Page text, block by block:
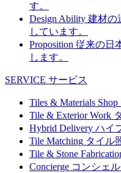
す。
Design Ability 建材の
しています。
Proposition 従来の日
します。
SERVICE サービス
Tiles & Materials Shop
Tile & Exterior Work
Hybrid Delivery ハイ
Tile Matching タイル
Tile & Stone
Concierge コンシェ